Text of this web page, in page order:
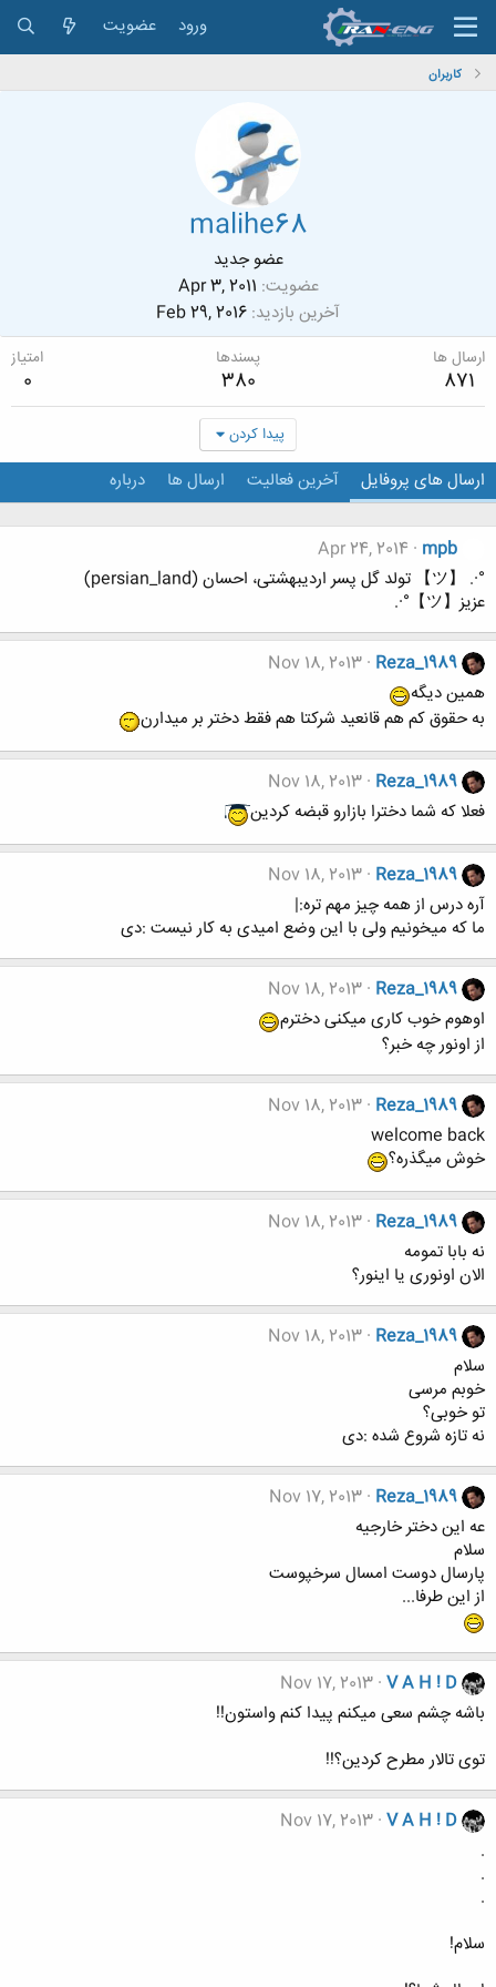
ورود عضویت
کاربران
malihe68
عضو جدید
عضویت Apr 3, 2011
آخرین بازدید Feb 29, 2016
ارسال ها
871
پسندها
380
امتیاز
0
پیدا کردن
ارسال های پروفایل آخرین فعالیت ارسال ها درباره
mpb
Apr 24, 2014
°·. 【ツ】 تولد گل پسر اردیبهشتی، احسان (persian_land)
عزیز【ツ】°·.
Reza_1989
Nov 18, 2013
همین دیگه
به حقوق کم هم قانعید شرکتا هم فقط دختر بر میدارن
Reza_1989
Nov 18, 2013
فعلا که شما دخترا بازارو قبضه کردین
Reza_1989
Nov 18, 2013
آره درس از همه چیز مهم تره:|
ما که میخونیم ولی با این وضع امیدی به کار نیست :دی
Reza_1989
Nov 18, 2013
اوهوم خوب کاری میکنی دخترم
از اونور چه خبر؟
Reza_1989
Nov 18, 2013
welcome back
خوش میگذره؟
Reza_1989
Nov 18, 2013
نه بابا تمومه
الان اونوری یا اینور؟
Reza_1989
Nov 18, 2013
سلام
خوبم مرسی
تو خوبی؟
نه تازه شروع شده :دی
Reza_1989
Nov 17, 2013
عه این دختر خارجیه
سلام
پارسال دوست امسال سرخپوست
از این طرفا...
V A H ! D
Nov 17, 2013
باشه چشم سعی میکنم پیدا کنم واستون!!
توی تالار مطرح کردین؟!!
V A H ! D
Nov 17, 2013
.
.
.
سلام!